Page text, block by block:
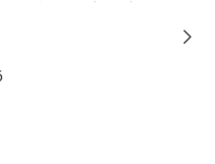
of each module
and reviews
that apply to all the
configuration
field.